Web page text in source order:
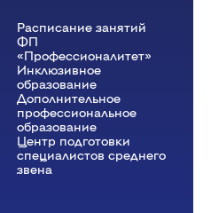
Расписание занятий
ФП
«Профессионалитет»
Инклюзивное
образование
Дополнительное
профессиональное
образование
Центр подготовки
специалистов среднего
звена